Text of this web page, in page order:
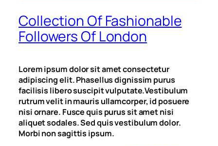
Collection Of Fashionable
Followers Of London
Lorem ipsum dolor sit amet consectetur
adipiscing elit. Phasellus dignissim purus
facilisis libero suscipit vulputate.Vestibulum
rutrum velit in mauris ullamcorper, id posuere
nisi ornare. Fusce quis purus sit amet nisi
aliquet sodales. Sed quis vestibulum dolor.
Morbi non sagittis ipsum.